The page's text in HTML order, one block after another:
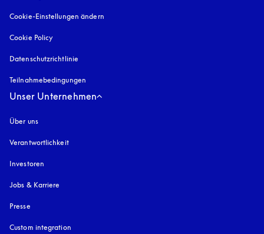
Cookie-Einstellungen ändern
Cookie Policy
Datenschutzrichtlinie
Teilnahmebedingungen
Unser Unternehmen
Über uns
Verantwortlichkeit
Investoren
Jobs & Karriere
Presse
Custom integration